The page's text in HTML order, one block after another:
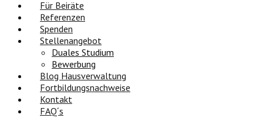
Für Beiräte
Referenzen
Spenden
Stellenangebot
Duales Studium
Bewerbung
Blog Hausverwaltung
Fortbildungsnachweise
Kontakt
FAQ´s